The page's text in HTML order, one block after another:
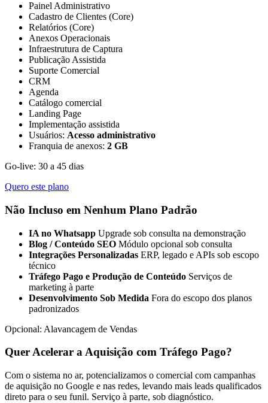
Painel Administrativo
Cadastro de Clientes (Core)
Relatórios (Core)
Anexos Operacionais
Infraestrutura de Captura
Publicação Assistida
Suporte Comercial
CRM
Agenda
Catálogo comercial
Landing Page
Implementação assistida
Usuários: Acesso administrativo
Franquia de anexos: 2 GB
Go-live: 30 a 45 dias
Quero este plano
Não Incluso em Nenhum Plano Padrão
IA no Whatsapp Upgrade sob consulta na demonstração
Blog / Conteúdo SEO Módulo opcional sob consulta
Integrações Personalizadas ERP, legado e APIs sob escopo
técnico
Tráfego Pago e Produção de Conteúdo Serviços de
marketing à parte
Desenvolvimento Sob Medida Fora do escopo dos planos
padronizados
Opcional: Alavancagem de Vendas
Quer Acelerar a Aquisição com Tráfego Pago?
Com o sistema no ar, potencializamos o comercial com campanhas
de aquisição no Google e nas redes, levando mais leads qualificados
direto para o seu funil. Serviço à parte, sob diagnóstico.